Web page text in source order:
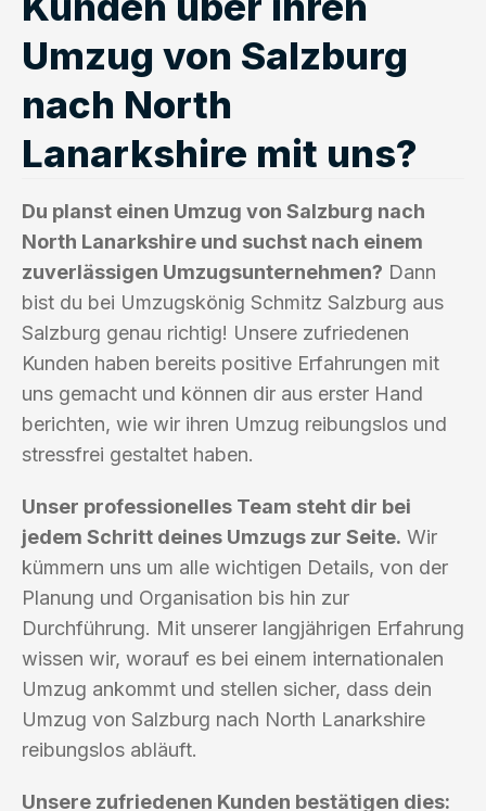
Umzug von Salzburg
nach North
Lanarkshire mit uns?
Du planst einen Umzug von Salzburg nach
North Lanarkshire und suchst nach einem
zuverlässigen Umzugsunternehmen? Dann
bist du bei Umzugskönig Schmitz Salzburg aus
Salzburg genau richtig! Unsere zufriedenen
Kunden haben bereits positive Erfahrungen mit
uns gemacht und können dir aus erster Hand
berichten, wie wir ihren Umzug reibungslos und
stressfrei gestaltet haben.
Unser professionelles Team steht dir bei
jedem Schritt deines Umzugs zur Seite. Wir
kümmern uns um alle wichtigen Details, von der
Planung und Organisation bis hin zur
Durchführung. Mit unserer langjährigen Erfahrung
wissen wir, worauf es bei einem internationalen
Umzug ankommt und stellen sicher, dass dein
Umzug von Salzburg nach North Lanarkshire
reibungslos abläuft.
Unsere zufriedenen Kunden bestätigen dies: